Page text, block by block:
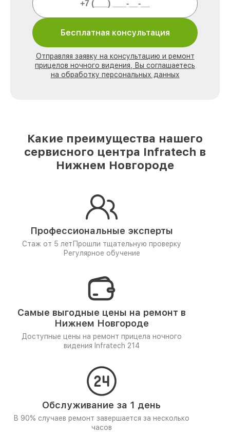
Бесплатная консультация
Отправляя заявку на консультацию и ремонт
прицелов ночного видения, Вы соглашаетесь
на обработку персональных данных
Какие преимущества нашего
сервисного центра Infratech в
Нижнем Новгороде
Профессиональные эксперты
Стаж от 5 лет Прошли тщательную проверку
Регулярное обучение
Самые выгодные цены на ремонт в
Нижнем Новгороде
Доступные цены на ремонт прицела ночного
видения Infratech 214
Обслуживание за 1 день
В 90% случаев ремонт завершается за несколько
часов